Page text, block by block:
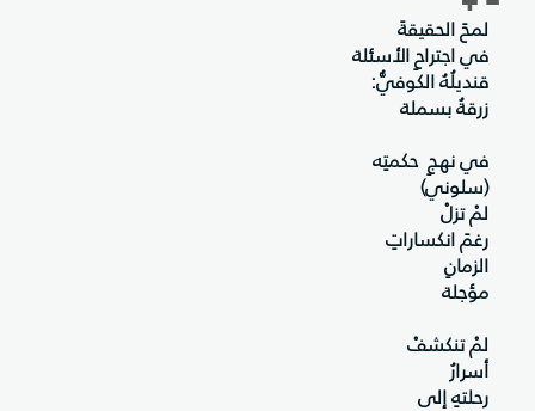
لمحَ الحقيقةَ
في اجتراحِ الأسئلة
قنديلُهُ الكوفيُّ:
زرقةُ بسملة
في نهجِ حكمتِه
(سلوني)
لمْ تزلْ
رغمَ انكساراتِ
الزمانِ
مؤجلة
لمْ تنكشفْ
أسرارُ
رحلتهِ إلى